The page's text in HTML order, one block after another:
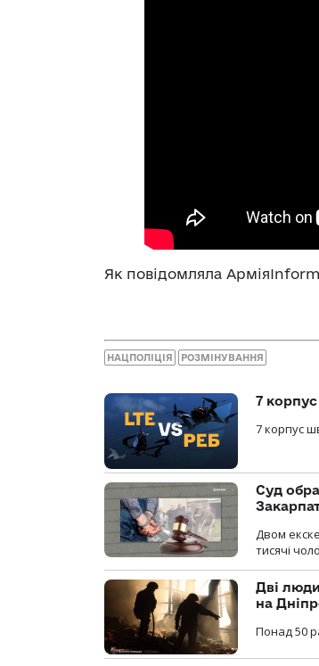
Як повідомляла
НАЦПОЛІЦІЯ РОЗМІНУВАННЯ
7
7 корпус
Суд
Двом
тисячі
Дві
на
Понад 50